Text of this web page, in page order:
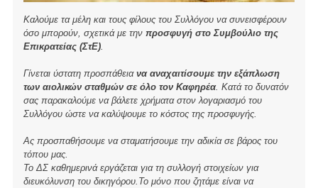
Καλούμε τα μέλη και τους φίλους του Συλλόγου να συνεισφέρουν
όσο μπορούν, σχετικά με την προσφυγή στο Συμβούλιο της
Επικρατείας (ΣτΕ).
Γίνεται ύστατη προσπάθεια να αναχαιτίσουμε την εξάπλωση
των αιολικών σταθμών σε όλο τον Καφηρέα. Κατά το δυνατόν
σας παρακαλούμε να βάλετε χρήματα στον λογαριασμό του
Συλλόγου ώστε να καλύψουμε το κόστος της προσφυγής.
Ας προσπαθήσουμε να σταματήσουμε την αδικία σε βάρος του
τόπου μας.
Το ΔΣ καθημερινά εργάζεται για τη συλλογή στοιχείων για
διευκόλυνση του δικηγόρου.Το μόνο που ζητάμε είναι να